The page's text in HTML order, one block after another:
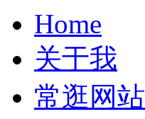
Home
关于我
常逛网站